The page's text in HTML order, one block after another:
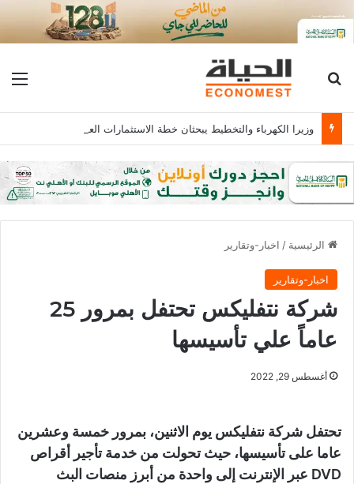
بحث عن
الرئيسية / اخبار-وتقارير
اخبار-وتقارير
شركة نتفليكس تحتفل بمرور 25
عاماً علي تأسيسها
أغسطس 29, 2022
تحتفل شركة نتفليكس يوم الاثنين، بمرور خمسة وعشرين
عاما على تأسيسها، حيث تحولت من خدمة تأجير أقراص
DVD عبر الإنترنت إلى واحدة من أبرز منصات البث